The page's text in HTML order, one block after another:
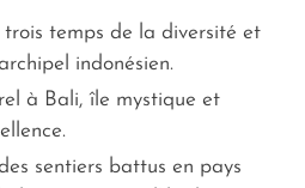
trois temps de la diversité et
indonésien.
à Bali, île mystique et
sentiers battus en pays